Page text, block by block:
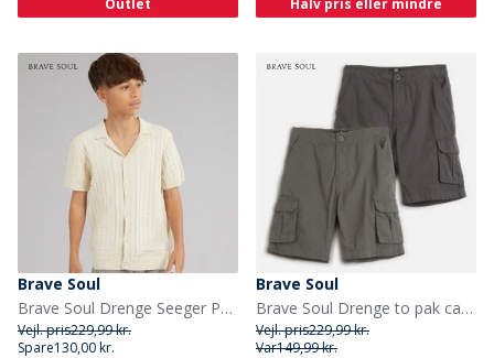
Outlet Halv pris eller mindre
Brave Soul
Brave Soul Drenge Seeger Polo Skjorte Ecru Marl
Vejl. pris229,99 kr.
Spare130,00 kr.
Brave Soul
Brave Soul Drenge to pak cargoshorts mørkegrå/navy Dark Grey / Navy
Vejl. pris229,99 kr.
Var149,99 kr.